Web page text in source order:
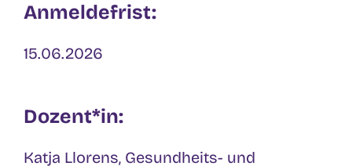
Anmeldefrist:
15.06.2026
Dozent*in:
Katja Llorens, Gesundheits- und